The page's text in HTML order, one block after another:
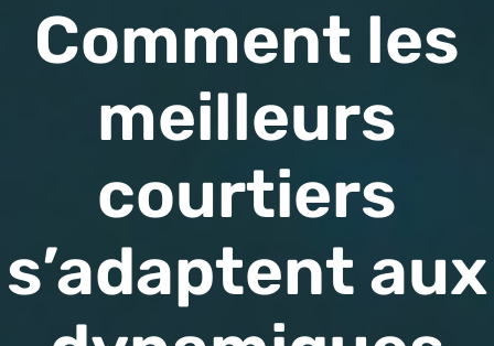
Comment les
meilleurs
courtiers
s’adaptent aux